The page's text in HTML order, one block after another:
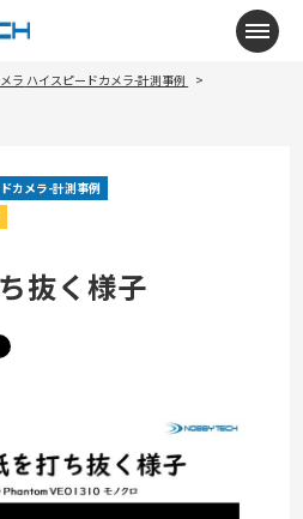
メニ
ラ ハイスピードカメラ-計測事例
カメラ-計測事例
抜く様子